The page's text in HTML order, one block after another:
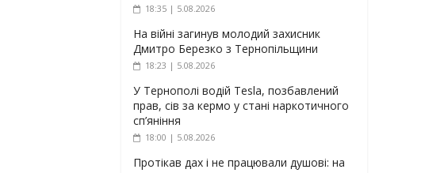
18:35 | 5.08.2026
На війні загинув молодий захисник
Дмитро Березко з Тернопільщини
18:23 | 5.08.2026
У Тернополі водій Tesla, позбавлений
прав, сів за кермо у стані наркотичного
сп’яніння
18:00 | 5.08.2026
Протікав дах і не працювали душові: на